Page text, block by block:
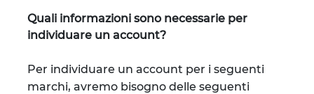
Quali informazioni sono necessarie per
individuare un account?
Per individuare un account per i seguenti
marchi, avremo bisogno delle seguenti